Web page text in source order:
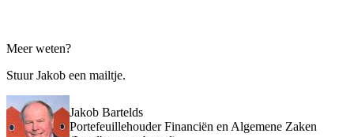
Meer weten?
Stuur Jakob een mailtje.
Jakob Bartelds
Portefeuillehouder Financiën en Algemene Zaken